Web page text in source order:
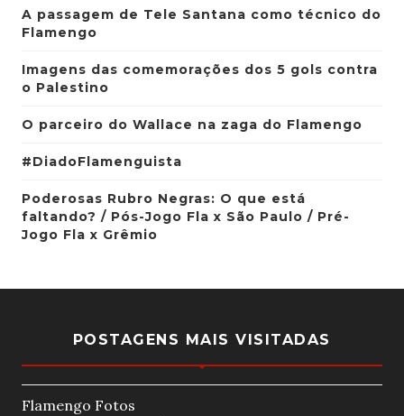
A passagem de Tele Santana como técnico do
Flamengo
Imagens das comemorações dos 5 gols contra
o Palestino
O parceiro do Wallace na zaga do Flamengo
#DiadoFlamenguista
Poderosas Rubro Negras: O que está
faltando? / Pós-Jogo Fla x São Paulo / Pré-
Jogo Fla x Grêmio
POSTAGENS MAIS VISITADAS
Flamengo Fotos